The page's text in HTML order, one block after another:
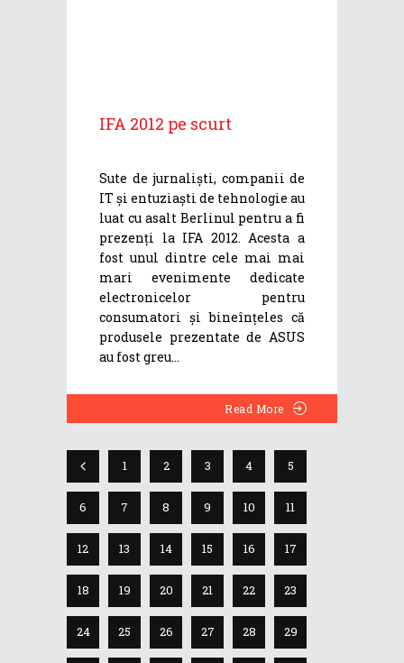
IFA 2012 pe scurt
Sute de jurnaliști, companii de
IT și entuziaști de tehnologie au
luat cu asalt Berlinul pentru a fi
prezenți la IFA 2012. Acesta a
fost unul dintre cele mai mai
mari evenimente dedicate
electronicelor pentru
consumatori și bineînțeles că
produsele prezentate de ASUS
au fost greu
Read More
1 2 3 4 5
6 7 8 9 10 11
12 13 14 15 16 17
18 19 20 21 22 23
24 25 26 27 28 29